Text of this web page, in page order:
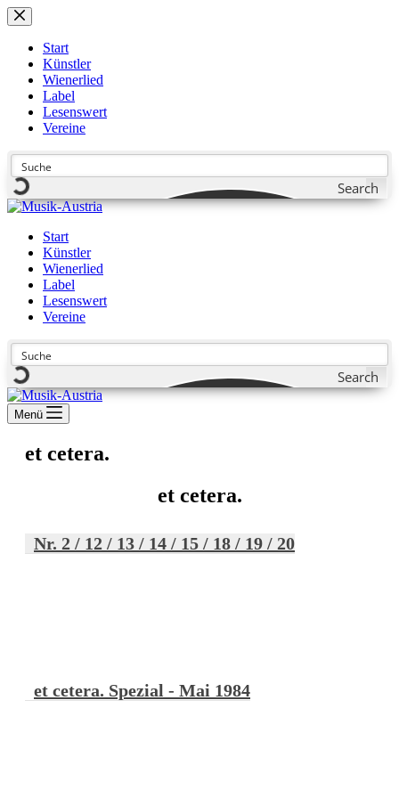
Zum
Inhalt
springenStart
Künstler
Wienerlied
Label
Lesenswert
Vereine
Search
Start
Künstler
Wienerlied
Label
Lesenswert
Vereine
Search
Menü
et cetera.
et cetera.
Nr. 2 / 12 / 13 / 14 / 15 / 18 / 19 / 20
et cetera. Spezial - Mai 1984